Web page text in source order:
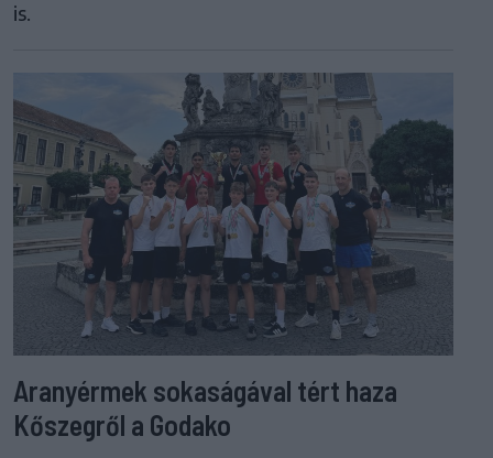
is.
Aranyérmek sokaságával tért haza
Kőszegről a Godako